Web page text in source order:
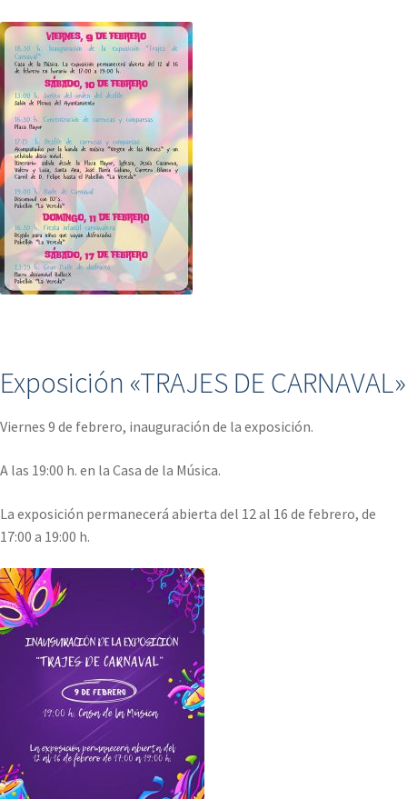
Exposición «TRAJES DE CARNAVAL»
Viernes 9 de febrero, inauguración de la exposición.
A las 19:00 h. en la Casa de la Música.
La exposición permanecerá abierta del 12 al 16 de febrero, de
17:00 a 19:00 h.